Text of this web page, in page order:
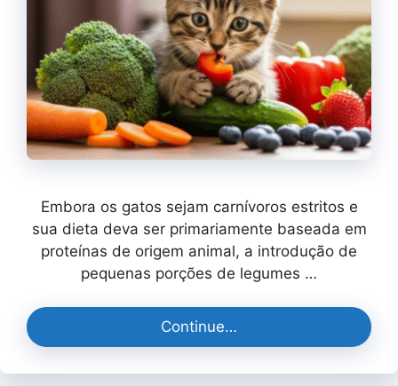
Embora os gatos sejam carnívoros estritos e
sua dieta deva ser primariamente baseada em
proteínas de origem animal, a introdução de
pequenas porções de legumes …
Continue…